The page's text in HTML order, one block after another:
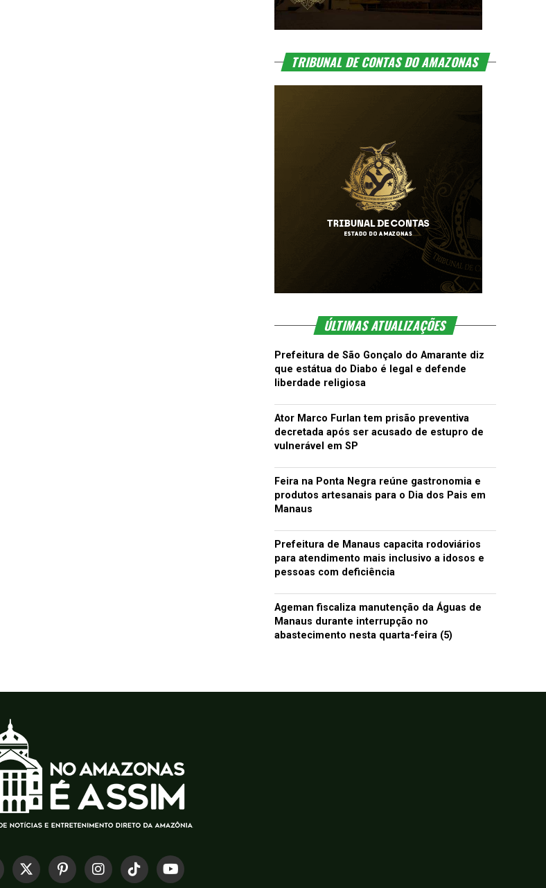
TRIBUNAL DE CONTAS DO AMAZONAS
ÚLTIMAS ATUALIZAÇÕES
Prefeitura de São Gonçalo do Amarante diz
que estátua do Diabo é legal e defende
liberdade religiosa
Ator Marco Furlan tem prisão preventiva
decretada após ser acusado de estupro de
vulnerável em SP
Feira na Ponta Negra reúne gastronomia e
produtos artesanais para o Dia dos Pais em
Manaus
Prefeitura de Manaus capacita rodoviários
para atendimento mais inclusivo a idosos e
pessoas com deficiência
Ageman fiscaliza manutenção da Águas de
Manaus durante interrupção no
abastecimento nesta quarta-feira (5)